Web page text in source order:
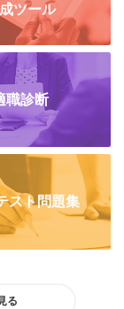
ツール
職診断
スト問題集
る